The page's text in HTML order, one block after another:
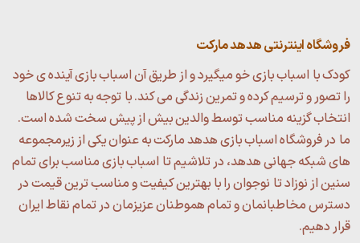
فروشگاه اینترنتی هدهد مارکت
کودک با اسباب بازی خو میگیرد و از طریق آن اسباب بازی آینده ی خود
را تصور و ترسیم کرده و تمرین زندگی می کند. با توجه به تنوع کالاها
انتخاب گزینه مناسب توسط والدین بیش از پیش سخت شده است.
ما در فروشگاه اسباب بازی هدهد مارکت به عنوان یکی از زیرمجموعه
های شبکه جهانی هدهد، در تلاشیم تا اسباب بازی مناسب برای تمام
سنین از نوزاد تا نوجوان را با بهترین کیفیت و مناسب ترین قیمت در
دسترس مخاطبانمان و تمام هموطنان عزیزمان در تمام نقاط ایران
قرار دهیم.